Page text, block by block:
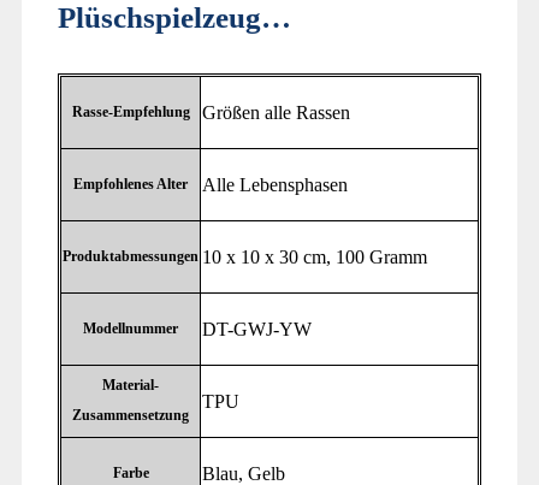
Plüschspielzeug…
Rasse-Empfehlung ‎Größen alle Rassen
Empfohlenes Alter ‎Alle Lebensphasen
Produktabmessungen ‎10 x 10 x 30 cm, 100 Gramm
Modellnummer ‎DT-GWJ-YW
Material-
Zusammensetzung
‎TPU
Farbe ‎Blau, Gelb